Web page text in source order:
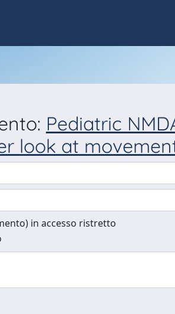
Pediatric
look at
in accesso ristretto